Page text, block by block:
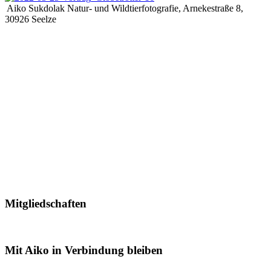
Aiko Sukdolak Natur- und Wildtierfotografie, Arnekestraße 8,
30926 Seelze
Mitgliedschaften
Mit Aiko in Verbindung bleiben